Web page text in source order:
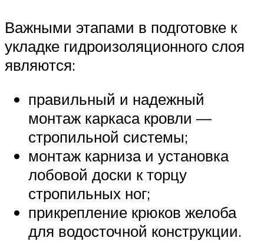
Важными этапами в подготовке к
укладке гидроизоляционного слоя
являются:
правильный и надежный
монтаж каркаса кровли —
стропильной системы;
монтаж карниза и установка
лобовой доски к торцу
стропильных ног;
прикрепление крюков желоба
для водосточной конструкции.